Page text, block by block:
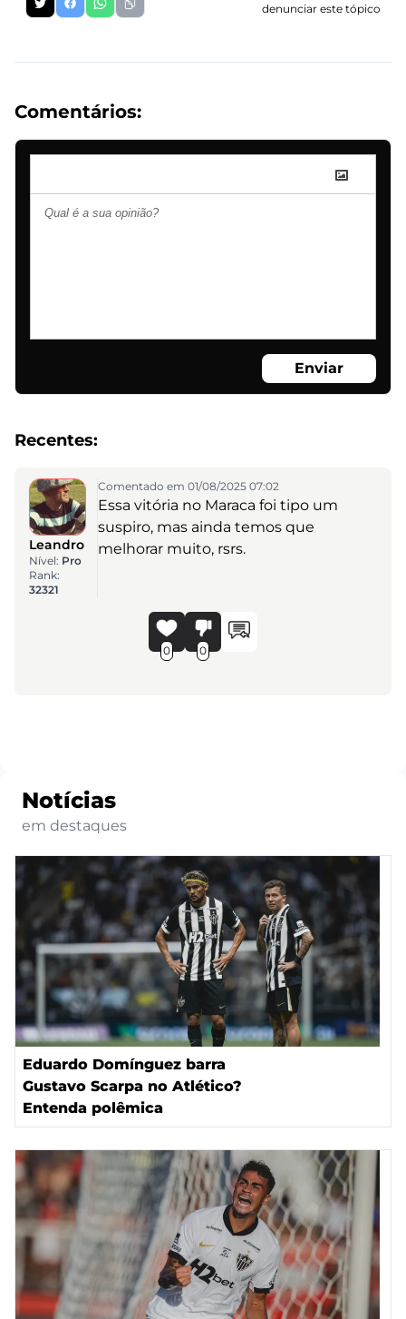
denunciar este tópico
Comentários:
Enviar
Recentes:
Leandro
Nível: Pro
Rank:
32321
Comentado em 01/08/2025 07:02
Essa vitória no Maraca foi tipo um
suspiro, mas ainda temos que
melhorar muito, rsrs.
0 0
Notícias
em destaques
Eduardo Domínguez barra
Gustavo Scarpa no Atlético?
Entenda polêmica